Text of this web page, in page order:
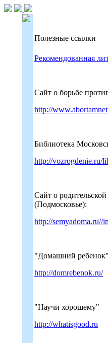
Полезные ссылки
Рекомендованная
Сайт о борьбе
http://
Библиотека
http://vozrogdenie.ru/
Сайт о
(Подмосковье):
http://semyadoma.ru//
"Домашний ребенок"
http://domrebenok.ru/
"Научи хорошему"
http://whatisgood.ru